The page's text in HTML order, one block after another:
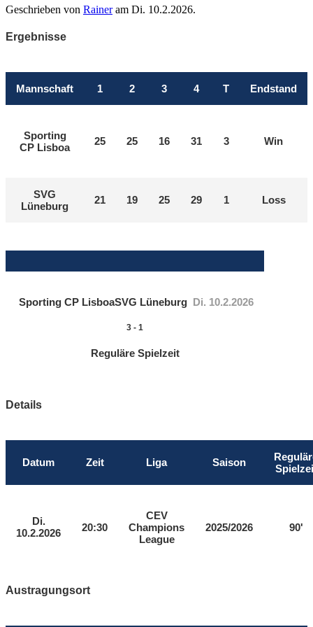
Geschrieben von Raineram Di. 10.2.2026.
Ergebnisse
Mannschaft 1 2 3 4 T Endstand
Sporting
CP Lisboa
25 25 16 31 3 Win
SVG
Lüneburg
21 19 25 29 1 Loss
Sporting CP LisboaSVG Lüneburg Di. 10.2.2026
3 - 1
Reguläre Spielzeit
Details
Datum Zeit Liga Saison
Di.
10.2.2026
20:30
CEV
Champions
League
2025/2026 90'
Austragungsort